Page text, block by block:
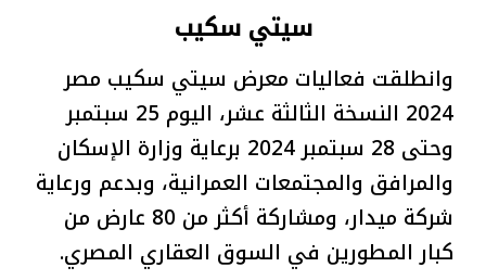
سيتي سكيب
وانطلقت فعاليات معرض سيتي سكيب مصر
2024 النسخة الثالثة عشر، اليوم 25 سبتمبر
وحتى 28 سبتمبر 2024 برعاية وزارة الإسكان
والمرافق والمجتمعات العمرانية، وبدعم ورعاية
شركة ميدار، ومشاركة أكثر من 80 عارض من
كبار المطورين في السوق العقاري المصري.